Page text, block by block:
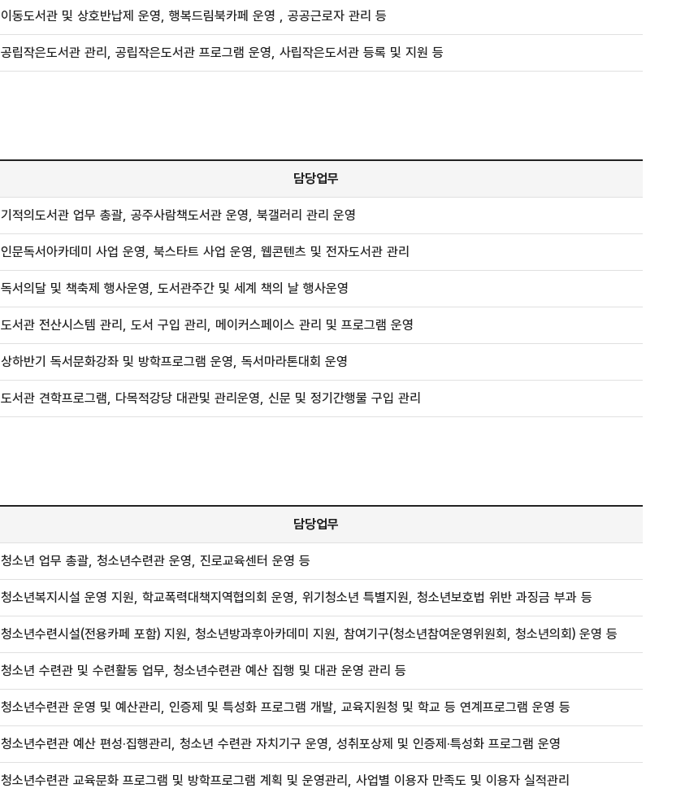
이동도서관 및 상호반납제 운영, 행복드림북카페 운영 , 공공근로자 관리 등
공립작은도서관 관리, 공립작은도서관 프로그램 운영, 사립작은도서관 등록 및 지원 등
담당업무
기적의도서관 업무 총괄, 공주사람책도서관 운영, 북갤러리 관리 운영
인문독서아카데미 사업 운영, 북스타트 사업 운영, 웹콘텐츠 및 전자도서관 관리
독서의달 및 책축제 행사운영, 도서관주간 및 세계 책의 날 행사운영
도서관 전산시스템 관리, 도서 구입 관리, 메이커스페이스 관리 및 프로그램 운영
상하반기 독서문화강좌 및 방학프로그램 운영, 독서마라톤대회 운영
도서관 견학프로그램, 다목적강당 대관및 관리운영, 신문 및 정기간행물 구입 관리
담당업무
청소년 업무 총괄, 청소년수련관 운영, 진로교육센터 운영 등
청소년복지시설 운영 지원, 학교폭력대책지역협의회 운영, 위기청소년 특별지원, 청소년보호법 위반 과징금 부과 등
청소년수련시설(전용카페 포함) 지원, 청소년방과후아카데미 지원, 참여기구(청소년참여운영위원회, 청소년의회) 운영 등
청소년 수련관 및 수련활동 업무, 청소년수련관 예산 집행 및 대관 운영 관리 등
청소년수련관 운영 및 예산관리, 인증제 및 특성화 프로그램 개발, 교육지원청 및 학교 등 연계프로그램 운영 등
청소년수련관 예산 편성·집행관리, 청소년 수련관 자치기구 운영, 성취포상제 및 인증제·특성화 프로그램 운영
청소년수련관 교육문화 프로그램 및 방학프로그램 계획 및 운영관리, 사업별 이용자 만족도 및 이용자 실적관리